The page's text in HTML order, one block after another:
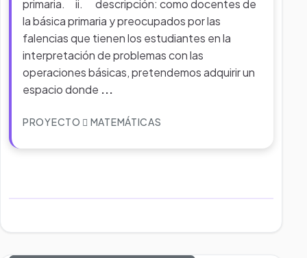
primaria. ii. descripción: como docentes de
la básica primaria y preocupados por las
falencias que tienen los estudiantes en la
interpretación de problemas con las
operaciones básicas, pretendemos adquirir un
espacio donde ...
PROYECTO MATEMÁTICAS